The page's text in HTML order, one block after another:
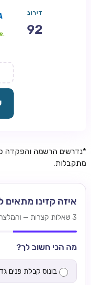
דירוג
92
*נדרשים הרשמה והפקדה
מתקבלות.
איזה קזינו מתאים
3 שאלות קצרות — והמלצה מותאמת לשחקנים מישראל.
מה הכי חשוב לך?
בונוס קבלת פנים